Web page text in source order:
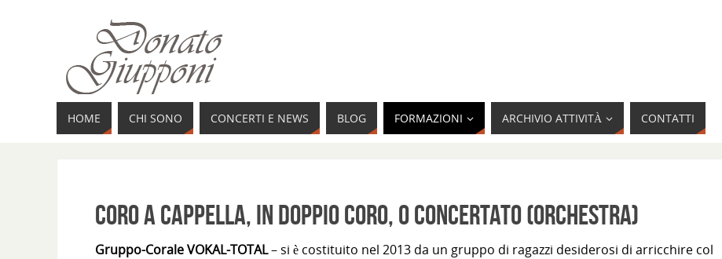
HOME CHI SONO CONCERTI E NEWS BLOG FORMAZIONI ARCHIVIO ATTIVITÀ CONTATTI
Coro a cappella, in doppio Coro, o Concertato (Orchestra)
Gruppo-Corale VOKAL-TOTAL– si è costituito nel 2013 da un gruppo di ragazzi desiderosi di arricchire col